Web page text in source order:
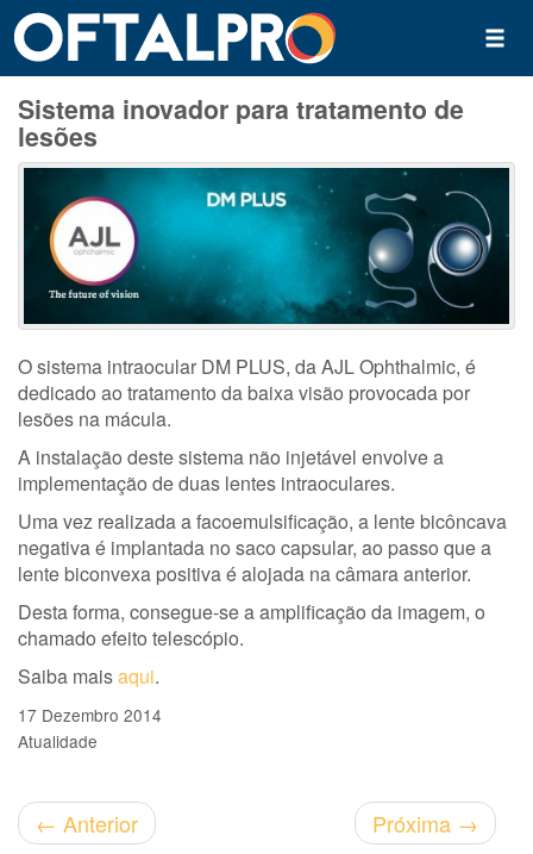
Sistema inovador para tratamento de
lesões
O sistema intraocular DM PLUS, da AJL Ophthalmic, é
dedicado ao tratamento da baixa visão provocada por
lesões na mácula.
A instalação deste sistema não injetável envolve a
implementação de duas lentes intraoculares.
Uma vez realizada a facoemulsificação, a lente bicôncava
negativa é implantada no saco capsular, ao passo que a
lente biconvexa positiva é alojada na câmara anterior.
Desta forma, consegue-se a amplificação da imagem, o
chamado efeito telescópio.
Saiba maisaqui.
17 Dezembro 2014
Atualidade
← Anterior Próxima →